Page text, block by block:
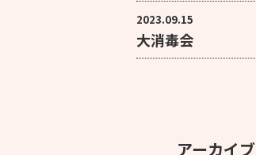
2023.09.15
大消毒会
アーカイブ